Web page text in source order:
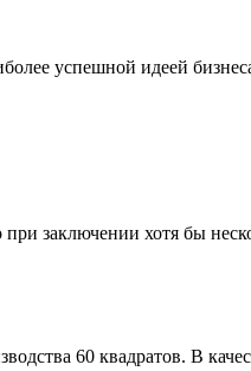
успешной идеей
заключении хотя бы
60 квадратов. В